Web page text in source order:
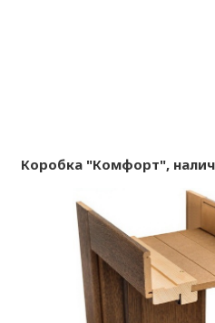
Коробка "Комфорт",